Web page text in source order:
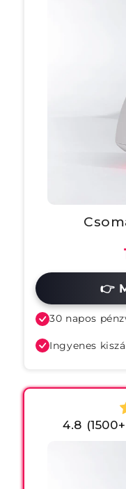
-1X Vörös
👉
30 napos
Ingyenes
4.8